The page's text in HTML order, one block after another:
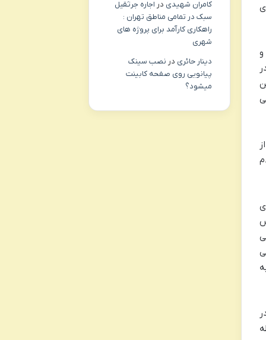
و
کامران شهیدی در اجاره جرثقیل
سبک در تمامی مناطق تهران :
راهکاری کارآمد برای پروژه های
شهری
دینار حائری در نصب سینک
پیانویی روی صفحه کابینت
میشود؟